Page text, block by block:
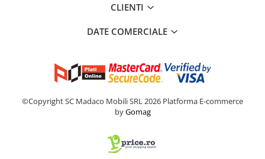
CLIENTI
DATE COMERCIALE
©Copyright SC Madaco Mobili SRL 2026 Platforma E-commerce
byGomag